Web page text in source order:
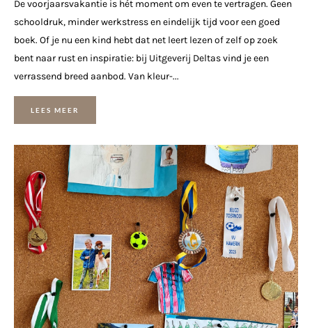
De voorjaarsvakantie is hét moment om even te vertragen. Geen
schooldruk, minder werkstress en eindelijk tijd voor een goed
boek. Of je nu een kind hebt dat net leert lezen of zelf op zoek
bent naar rust en inspiratie: bij Uitgeverij Deltas vind je een
verrassend breed aanbod. Van kleur-...
LEES MEER